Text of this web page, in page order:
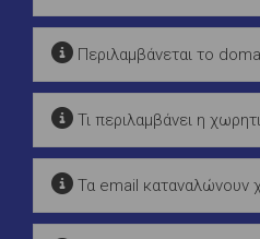
Περιλαμβάνεται το
Τι περιλαμβάνει η
Τα email καταναλώνουν